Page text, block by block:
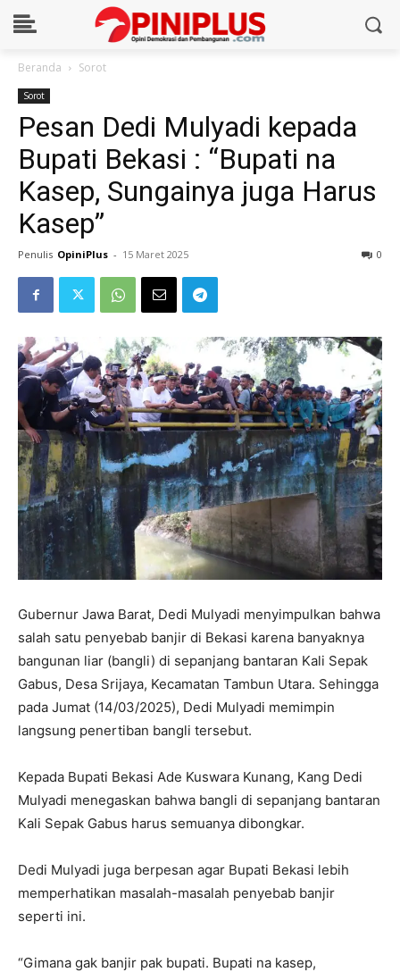
Beranda Sorot
Sorot
Pesan Dedi Mulyadi kepada
Bupati Bekasi : “Bupati na
Kasep, Sungainya juga Harus
Kasep”
Penulis OpiniPlus - 15 Maret 2025 0
Gubernur Jawa Barat, Dedi Mulyadi menyimpulkan bahwa
salah satu penyebab banjir di Bekasi karena banyaknya
bangunan liar (bangli) di sepanjang bantaran Kali Sepak
Gabus, Desa Srijaya, Kecamatan Tambun Utara. Sehingga
pada Jumat (14/03/2025), Dedi Mulyadi memimpin
langsung penertiban bangli tersebut.
Kepada Bupati Bekasi Ade Kuswara Kunang, Kang Dedi
Mulyadi menegaskan bahwa bangli di sepanjang bantaran
Kali Sepak Gabus harus semuanya dibongkar.
Dedi Mulyadi juga berpesan agar Bupati Bekasi lebih
memperhatikan masalah-masalah penyebab banjir
seperti ini.
“Gimana gak banjir pak bupati. Bupati na kasep,